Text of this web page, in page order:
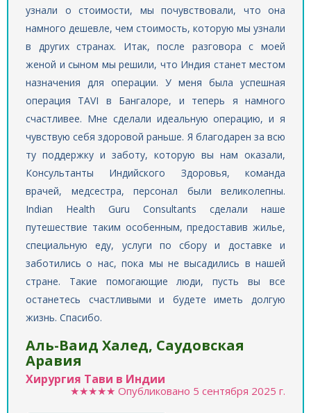
узнали о стоимости, мы почувствовали, что она
намного дешевле, чем стоимость, которую мы узнали
в других странах. Итак, после разговора с моей
женой и сыном мы решили, что Индия станет местом
назначения для операции. У меня была успешная
операция TAVI в Бангалоре, и теперь я намного
счастливее. Мне сделали идеальную операцию, и я
чувствую себя здоровой раньше. Я благодарен за всю
ту поддержку и заботу, которую вы нам оказали,
Консультанты Индийского Здоровья, команда
врачей, медсестра, персонал были великолепны.
Indian Health Guru Consultants сделали наше
путешествие таким особенным, предоставив жилье,
специальную еду, услуги по сбору и доставке и
заботились о нас, пока мы не высадились в нашей
стране. Такие помогающие люди, пусть вы все
останетесь счастливыми и будете иметь долгую
жизнь. Спасибо.
Аль-Ваид Халед, Саудовская
Аравия
Хирургия Тави в Индии
★★★★★ Опубликовано 5 сентября 2025 г.